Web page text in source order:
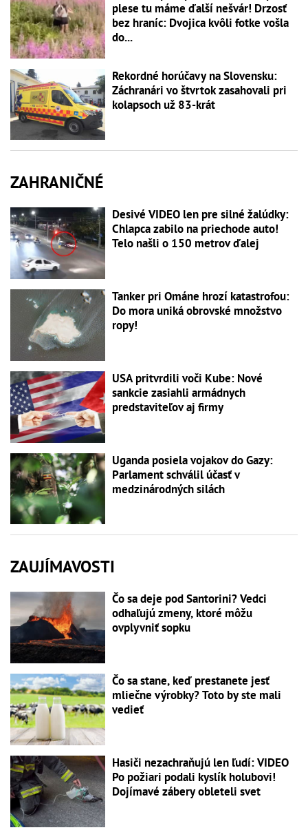
plese tu máme ďalší nešvár! Drzosť
bez hraníc: Dvojica kvôli fotke vošla
do...
Rekordné horúčavy na Slovensku:
Záchranári vo štvrtok zasahovali pri
kolapsoch už 83-krát
ZAHRANIČNÉ
Desivé VIDEO len pre silné žalúdky:
Chlapca zabilo na priechode auto!
Telo našli o 150 metrov ďalej
Tanker pri Ománe hrozí katastrofou:
Do mora uniká obrovské množstvo
ropy!
USA pritvrdili voči Kube: Nové
sankcie zasiahli armádnych
predstaviteľov aj firmy
Uganda posiela vojakov do Gazy:
Parlament schválil účasť v
medzinárodných silách
ZAUJÍMAVOSTI
Čo sa deje pod Santorini? Vedci
odhaľujú zmeny, ktoré môžu
ovplyvniť sopku
Čo sa stane, keď prestanete jesť
mliečne výrobky? Toto by ste mali
vedieť
Hasiči nezachraňujú len ľudí: VIDEO
Po požiari podali kyslík holubovi!
Dojímavé zábery obleteli svet